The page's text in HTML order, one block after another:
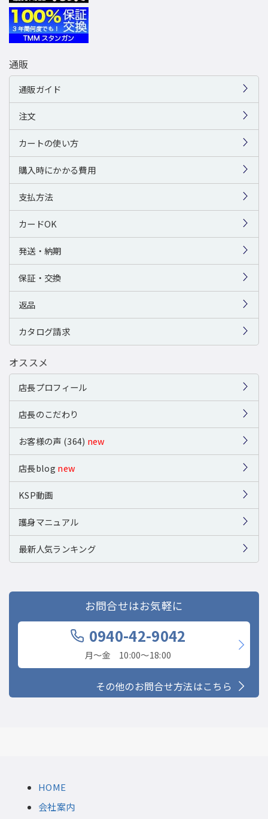
通販
通販ガイド
注文
カートの使い方
購入時にかかる費用
支払方法
カードOK
発送・納期
保証・交換
返品
カタログ請求
オススメ
店長プロフィール
店長のこだわり
お客様の声 (364) new
店長blog new
KSP動画
護身マニュアル
最新人気ランキング
お問合せはお気軽に
0940-42-9042
月〜金 10:00〜18:00
その他のお問合せ方法はこちら
HOME
会社案内